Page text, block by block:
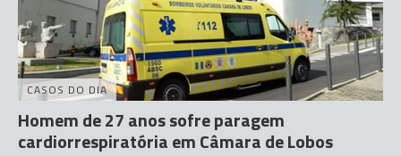
CASOS DO DIA
Homem de 27 anos sofre paragem
cardiorrespiratória em Câmara de Lobos